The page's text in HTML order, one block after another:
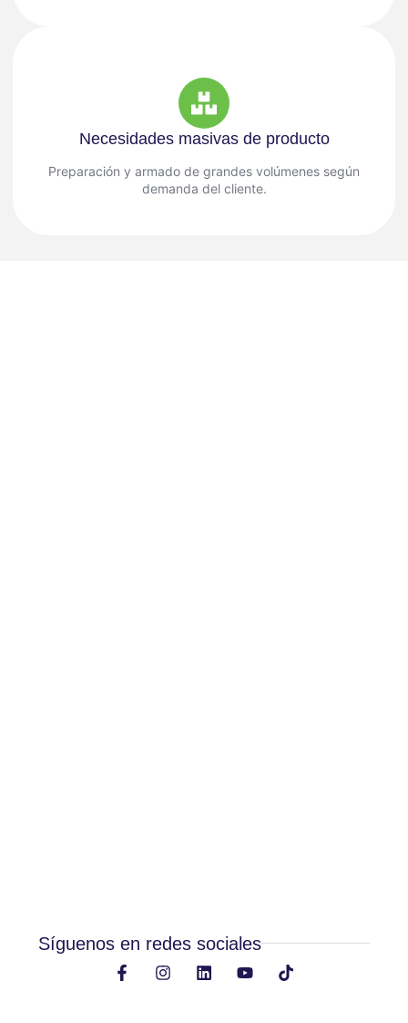
Necesidades masivas de producto
Preparación y armado de grandes volúmenes según
demanda del cliente.
Síguenos en redes sociales